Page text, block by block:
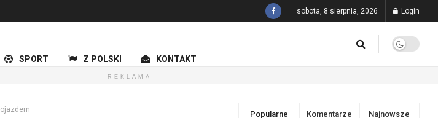
sobota, 8 sierpnia, 2026 Login
SPORT Z POLSKI KONTAKT
REKLAMA
Popularne Komentarze Najnowsze